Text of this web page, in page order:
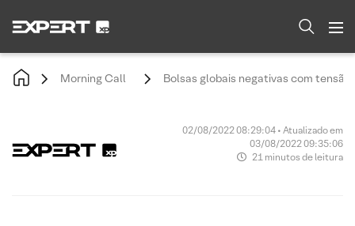
Morning Call Bolsas globais negativas com
02/08/2022 08:29:04 • Atualizado em
03/08/2022 09:35:06
21 minutos de leitura